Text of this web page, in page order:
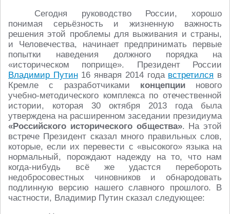
Сегодня руководство России, хорошо
понимая серьёзность и жизненную важность
решения этой проблемы для выживания и страны,
и Человечества, начинает предпринимать первые
попытки наведения должного порядка на
«историческом поприще». Президент России
Владимир Путин16 января 2014 года встретился в
Кремле с разработчиками концепциинового
учебно-методического комплекса по отечественной
истории, которая 30 октября 2013 года была
утверждена на расширенном заседании президиума
«Российского исторического общества». На этой
встрече Президент сказал много правильных слов,
которые, если их перевести с «высокого» языка на
нормальный, порождают надежду на то, что нам
когда-нибудь всё же удастся перебороть
недобросовестных чиновников и обнародовать
подлинную версию нашего славного прошлого. В
частности, Владимир Путин сказал следующее: